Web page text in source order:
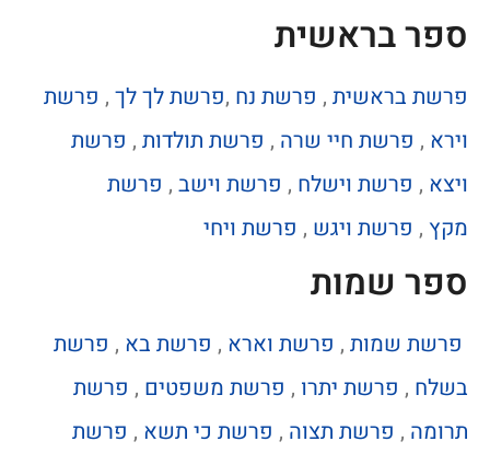
ספר בראשית
פרשת בראשית , פרשת נח ,פרשת לך לך , פרשת
וירא , פרשת חיי שרה , פרשת תולדות , פרשת
ויצא , פרשת וישלח , פרשת וישב , פרשת
מקץ , פרשת ויגש , פרשת ויחי
ספר שמות
פרשת שמות , פרשת וארא , פרשת בא , פרשת
בשלח , פרשת יתרו , פרשת משפטים , פרשת
תרומה , פרשת תצוה , פרשת כי תשא , פרשת